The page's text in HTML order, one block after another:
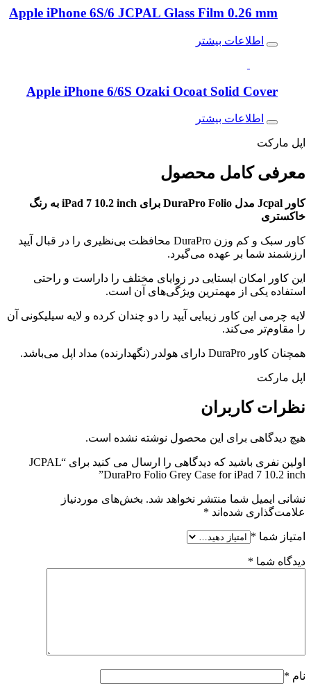
Apple iPhone 6S/6 JCPAL Glass Film 0.26 mm
اطلاعات بیشتر
Apple iPhone 6/6S Ozaki Ocoat Solid Cover
اطلاعات بیشتر
اپل مارکت
معرفی کامل محصول
کاور Jcpal مدل DuraPro Folio برای iPad 7 10.2 inch
به رنگ
خاکستری
کاور سبک و کم وزن DuraPro محافظت بی‌نظیری را در قبال آیپد
ارزشمند شما بر عهده می‌گیرد.
این کاور امکان ایستایی در زوایای مختلف را داراست و راحتی
استفاده یکی از مهمترین ویژگی‌های آن است.
لایه چرمی این کاور زیبایی آیپد را دو چندان کرده و لایه سیلیکونی آن
را مقاوم‌تر می‌کند.
همچنان کاور DuraPro دارای هولدر (نگهدارنده) مداد اپل می‌باشد.
اپل مارکت
نظراتکاربران
هیچ دیدگاهی برای این محصول نوشته نشده است.
اولین نفری باشید که دیدگاهی را ارسال می کنید برای “JCPAL
DuraPro Folio Grey Case for iPad 7 10.2 inch”
نشانی ایمیل شما منتشر نخواهد شد. بخش‌های موردنیاز
علامت‌گذاری شده‌اند *
امتیاز شما *
دیدگاه شما *
نام *